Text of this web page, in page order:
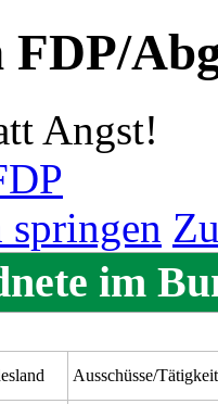
Angst!
im
Ausschüsse/